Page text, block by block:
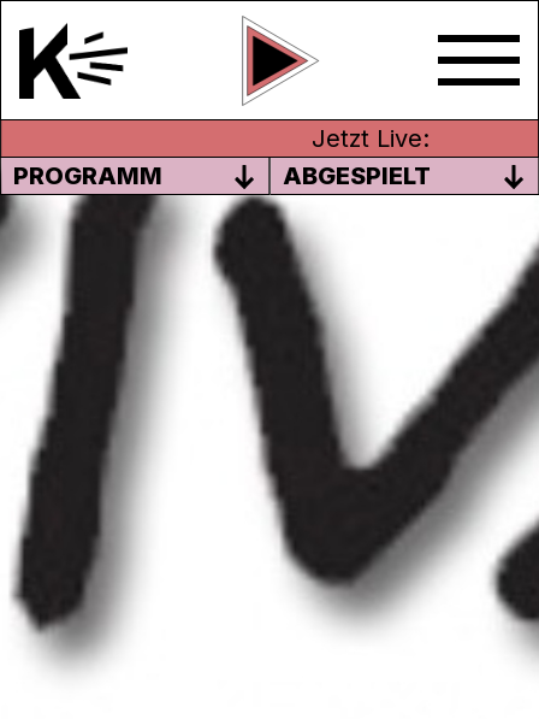
Jetzt Live:
PROGRAMM
ABGESPIELT
SCHWERPUNKT
NISCHENMUSIK: INKLUSION
ROCKT!
Die Schweizer Musikszene birgt immer
wieder Überraschungen. Das beweisen
nicht nur unsere
CH-Tracks Royale
sondern auch Bands, in denen Menschen
mit Beeinträchtigung gemeinsam
musizieren.
DieVIVA-Stiftung
Menschen mit Beeinträchtigung